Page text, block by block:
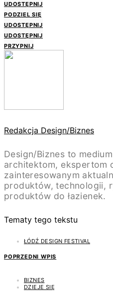
UDOSTĘPNIJ
PODZIEL SIĘ
UDOSTĘPNIJ
UDOSTĘPNIJ
PRZYPNIJ
Redakcja Design/Biznes
Design/Biznes to
architektom, ekspertom
zainteresowanym
produktów, technologii,
produktów do łazienek.
Tematy tego tekstu
ŁÓDŹ DESIGN FESTIVAL
POPRZEDNI WPIS
BIZNES
DZIEJE SIĘ